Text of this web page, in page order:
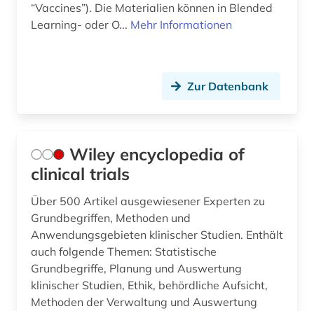
“Vaccines”). Die Materialien können in Blended
Learning- oder O... Mehr Informationen
Zur Datenbank
Wiley encyclopedia of
clinical trials
Über 500 Artikel ausgewiesener Experten zu
Grundbegriffen, Methoden und
Anwendungsgebieten klinischer Studien. Enthält
auch folgende Themen: Statistische
Grundbegriffe, Planung und Auswertung
klinischer Studien, Ethik, behördliche Aufsicht,
Methoden der Verwaltung und Auswertung